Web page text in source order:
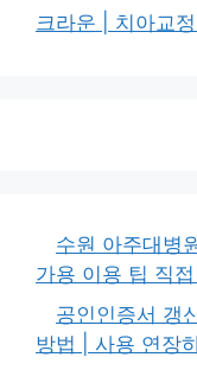
크라운 | 치아교
수원 아주대병
가용 이용 팁 직
공인인증서 갱
방법 | 사용 연장